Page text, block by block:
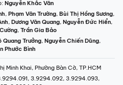
Nguyễn Khắc Văn
, Phạm Văn Trường, Bùi Thị Hồng Sương,
, Dương Văn Quang, Nguyễn Đức Hiển,
, Trần Gia Bảo
Quang Trưởng, Nguyễn Chiến Dũng,
Phước Bình
Minh Khai, Phường Bàn Cờ, TP.HCM
3.9294.092, 3.9294.093,